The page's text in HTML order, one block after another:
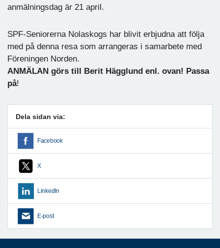
anmälningsdag är 21 april.
SPF-Seniorerna Nolaskogs har blivit erbjudna att följa
med på denna resa som arrangeras i samarbete med
Föreningen Norden.
ANMÄLAN görs till Berit Hägglund enl. ovan! Passa
på!
Dela sidan via:
Facebook
X
LinkedIn
E-post